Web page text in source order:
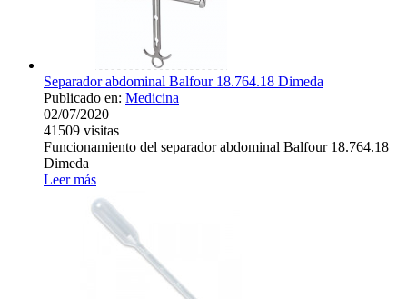
Separador abdominal Balfour 18.764.18 Dimeda
Publicado en: Medicina
02/07/2020
41509 visitas
Funcionamiento del separador abdominal Balfour 18.764.18
Dimeda
Leer más